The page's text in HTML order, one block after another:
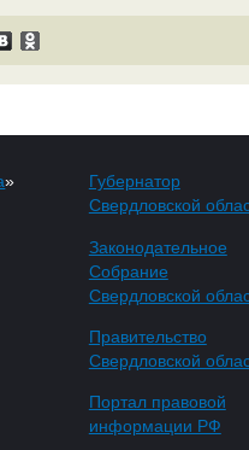
»
Губернатор
Свердловской
Законодательное
Собрание
Свердловской
Правительство
Свердловской
Портал правовой
информации РФ